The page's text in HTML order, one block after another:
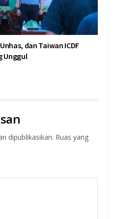
dan Taiwan ICDF
Unggul
dipublikasikan. Ruas yang